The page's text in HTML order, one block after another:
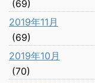
(69)
2019年11月
(69)
2019年10月
(70)